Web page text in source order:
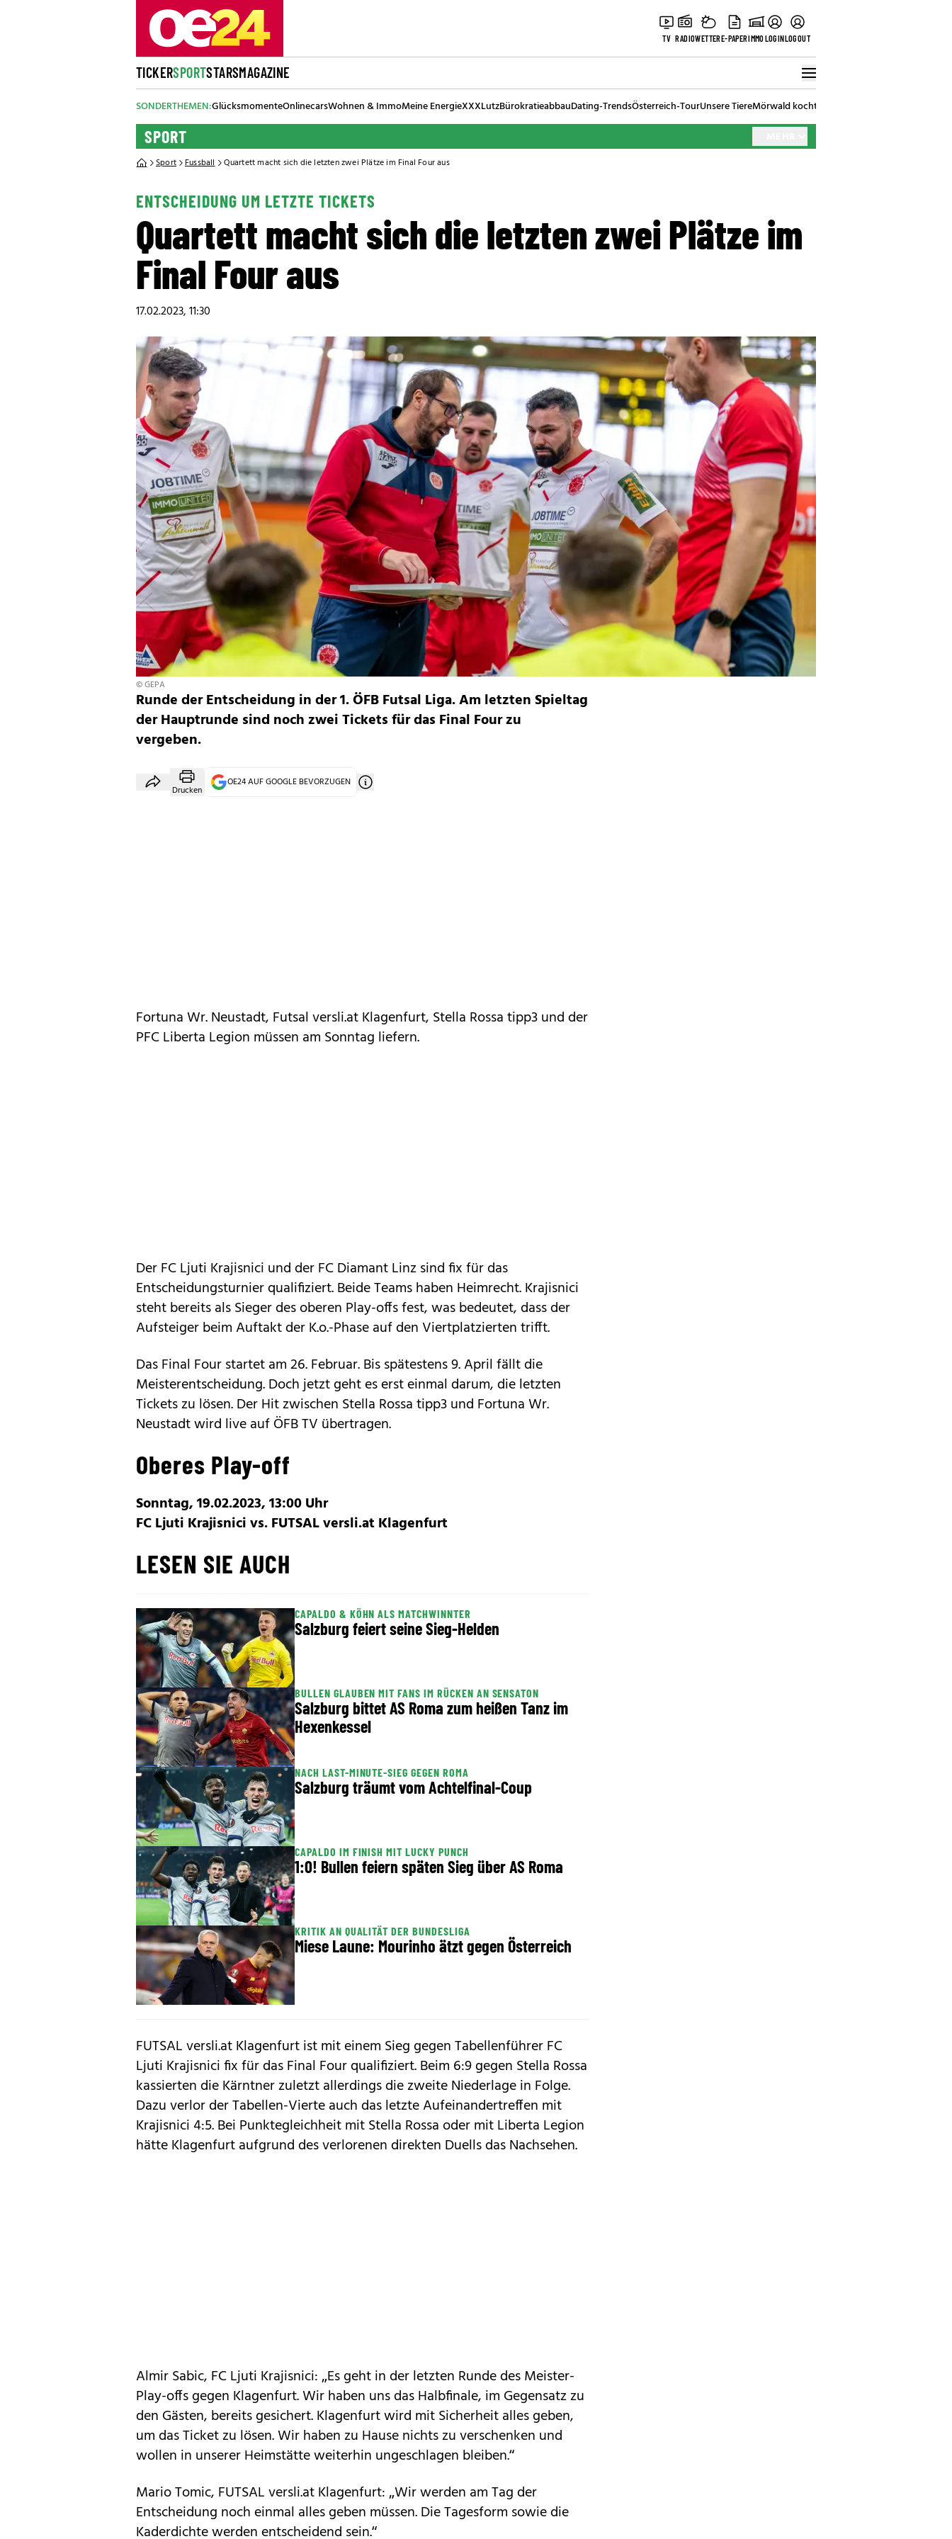
TV RADIOWETTERE-PAPERIMMOLOGINLOGOUT
TICKERSPORTSTARSMAGAZINE
SONDERTHEMEN:GlücksmomenteOnlinecarsWohnen & ImmoMeine EnergieXXXLutzBürokratieabbauDating-TrendsÖsterreich-TourUnsere TiereMörwald kocht
SPORT
Sport Fussball Quartett macht sich die letzten zwei Plätze im Final Four aus
ENTSCHEIDUNG UM LETZTE TICKETS
Quartett macht sich die letzten zwei Plätze im
Final Four aus
17.02.2023, 11:30
© GEPA
Runde der Entscheidung in der 1. ÖFB Futsal Liga. Am letzten Spieltag
der Hauptrunde sind noch zwei Tickets für das Final Four zu
vergeben.
Drucken
OE24 AUF GOOGLE BEVORZUGEN
Fortuna Wr. Neustadt, Futsal versli.at Klagenfurt, Stella Rossa tipp3 und der
PFC Liberta Legion müssen am Sonntag liefern.
Der FC Ljuti Krajisnici und der FC Diamant Linz sind fix für das
Entscheidungsturnier qualifiziert. Beide Teams haben Heimrecht. Krajisnici
steht bereits als Sieger des oberen Play-offs fest, was bedeutet, dass der
Aufsteiger beim Auftakt der K.o.-Phase auf den Viertplatzierten trifft.
Das Final Four startet am 26. Februar. Bis spätestens 9. April fällt die
Meisterentscheidung. Doch jetzt geht es erst einmal darum, die letzten
Tickets zu lösen. Der Hit zwischen Stella Rossa tipp3 und Fortuna Wr.
Neustadt wird live aufÖFB TV übertragen.
Oberes Play-off
Sonntag, 19.02.2023, 13:00 Uhr
FC Ljuti Krajisnici vs. FUTSAL versli.at Klagenfurt
LESEN SIE AUCH
CAPALDO & KÖHN ALS MATCHWINNTER
Salzburg feiert seine Sieg-Helden
BULLEN GLAUBEN MIT FANS IM RÜCKEN AN SENSATON
Salzburg bittet AS Roma zum heißen Tanz im
Hexenkessel
NACH LAST-MINUTE-SIEG GEGEN ROMA
Salzburg träumt vom Achtelfinal-Coup
CAPALDO IM FINISH MIT LUCKY PUNCH
1:0! Bullen feiern späten Sieg über AS Roma
KRITIK AN QUALITÄT DER BUNDESLIGA
Miese Laune: Mourinho ätzt gegen Österreich
FUTSAL versli.at Klagenfurt ist mit einem Sieg gegen Tabellenführer FC
Ljuti Krajisnici fix für das Final Four qualifiziert. Beim 6:9 gegen Stella Rossa
kassierten die Kärntner zuletzt allerdings die zweite Niederlage in Folge.
Dazu verlor der Tabellen-Vierte auch das letzte Aufeinandertreffen mit
Krajisnici 4:5. Bei Punktegleichheit mit Stella Rossa oder mit Liberta Legion
hätte Klagenfurt aufgrund des verlorenen direkten Duells das Nachsehen.
Almir Sabic, FC Ljuti Krajisnici: „Es geht in der letzten Runde des Meister-
Play-offs gegen Klagenfurt. Wir haben uns das Halbfinale, im Gegensatz zu
den Gästen, bereits gesichert. Klagenfurt wird mit Sicherheit alles geben,
um das Ticket zu lösen. Wir haben zu Hause nichts zu verschenken und
wollen in unserer Heimstätte weiterhin ungeschlagen bleiben.“
Mario Tomic, FUTSAL versli.at Klagenfurt: „Wir werden am Tag der
Entscheidung noch einmal alles geben müssen. Die Tagesform sowie die
Kaderdichte werden entscheidend sein.“